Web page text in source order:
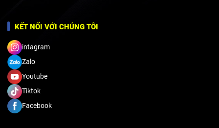
KẾT NỐI VỚI CHÚNG TÔI
intagram
Zalo
Youtube
Tiktok
Facebook